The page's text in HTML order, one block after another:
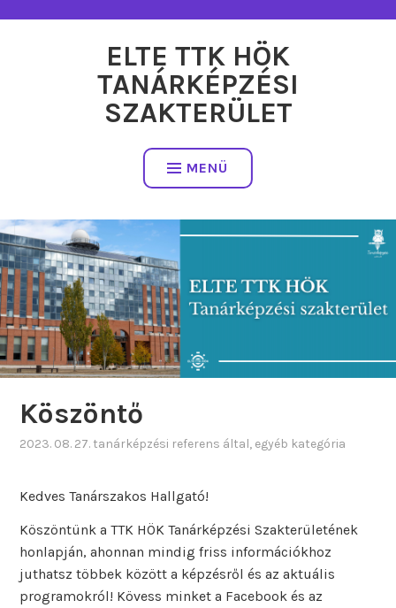
ELTE TTK HÖK
TANÁRKÉPZÉSI
SZAKTERÜLET
MENÜ
Köszöntő
2023. 08. 27. tanárképzési referens által, egyéb kategória
Kedves Tanárszakos Hallgató!
Köszöntünk a TTK HÖK Tanárképzési Szakterületének
honlapján, ahonnan mindig friss információkhoz
juthatsz többek között a képzésről és az aktuális
programokról! Kövess minket a Facebook és az